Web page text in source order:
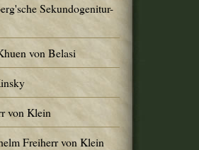
Sekundogenitur-
von Belasi
von Klein
Freiherr von Klein